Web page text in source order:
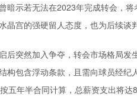
示若无法在2023年完成转会，
晶宫的强硬留人态度，也为后续谈
后突然加入争夺，转会市场格局
构包含浮动条款，且需向球员经
五年半合同计算，总薪资支出将